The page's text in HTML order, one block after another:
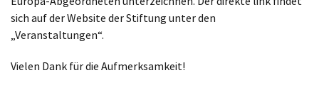
sich auf der Website der Stiftung unter den
„Veranstaltungen“.
Vielen Dank für die Aufmerksamkeit!